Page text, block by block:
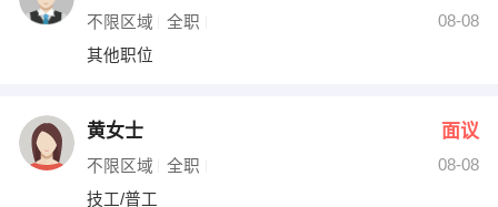
不限区域 全职
08-08
其他职位
黄女士 面议
不限区域 全职
08-08
技工/普工